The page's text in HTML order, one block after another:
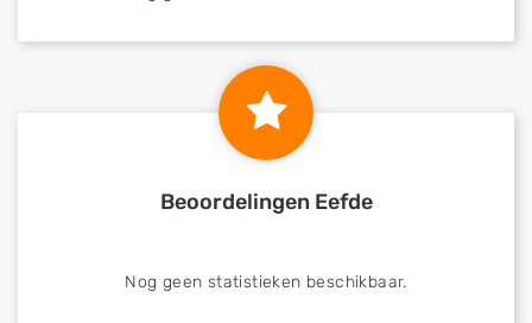
Beoordelingen Eefde
Nog geen statistieken beschikbaar.